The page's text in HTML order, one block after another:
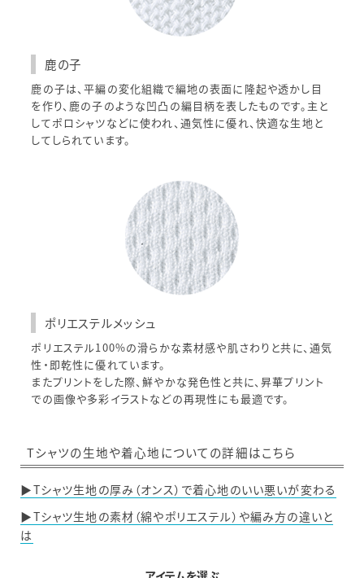
鹿の子
鹿の子は、平編の変化組織で編地の表面に隆起や透かし目
を作り、鹿の子のような凹凸の編目柄を表したものです。主と
してポロシャツなどに使われ、通気性に優れ、快適な生地と
してしられています。
ポリエステルメッシュ
ポリエステル100%の滑らかな素材感や肌さわりと共に、通気
性・即乾性に優れています。
またプリントをした際、鮮やかな発色性と共に、昇華プリント
での画像や多彩イラストなどの再現性にも最適です。
Tシャツの生地や着心地についての詳細はこちら
▶Tシャツ生地の厚み（オンス）で着心地のいい悪いが変わる
▶Tシャツ生地の素材（綿やポリエステル）や編み方の違いと
は